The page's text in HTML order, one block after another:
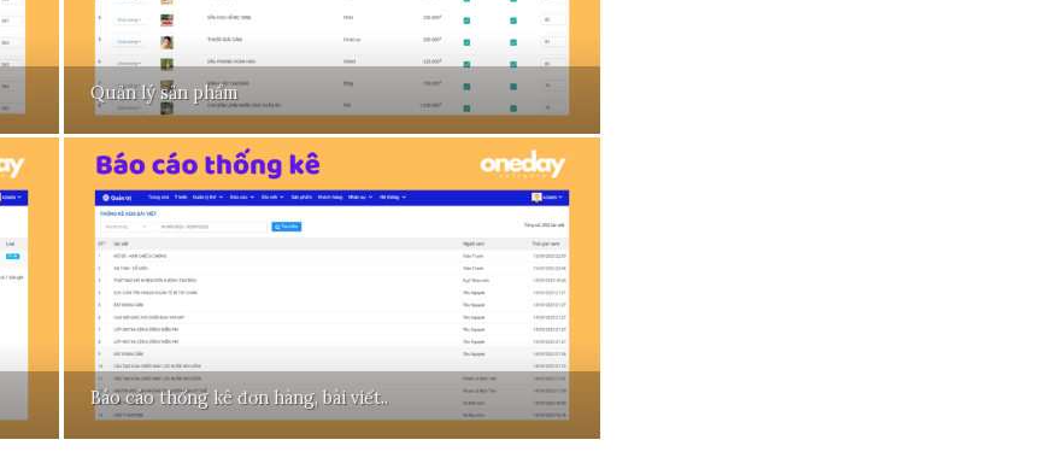
Quản lý sản phẩm
Báo cáo thống kê đơn hàng, bài viết..